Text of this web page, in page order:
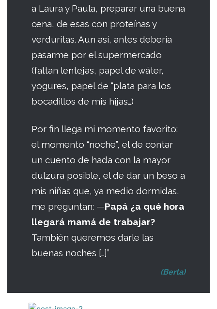
a Laura y Paula, preparar una buena
cena, de esas con proteínas y
verduritas. Aun así, antes debería
pasarme por el supermercado
(faltan lentejas, papel de wáter,
yogures, papel de “plata para los
bocadillos de mis hijas…)
Por fin llega mi momento favorito:
el momento “noche”, el de contar
un cuento de hada con la mayor
dulzura posible, el de dar un beso a
mis niñas que, ya medio dormidas,
me preguntan: —Papá ¿a qué hora
llegará mamá de trabajar?
También queremos darle las
buenas noches […]”
(Berta)